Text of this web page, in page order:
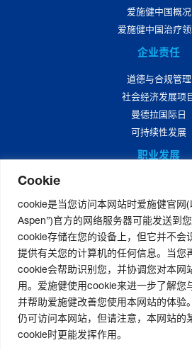
Cookie
cookie是当您访问本网站时爱施健官网(
Aspen”)官方的网络服务器可能发送到
cookie存储在您的设备上，但它并不会
提供有关您的计算机的任何信息。当您
cookie会帮助识别您，并协调您对本网
用。爱施健使用cookie来进一步了解您
并帮助爱施健改善您使用本网站的体验
仍可访问本网站，但请注意，本网站的
cookie时更能发挥作用。
爱施健中国概况
爱施健中国治疗
企业责任
道德与合规管理
社会经济发展项
曼德拉国际日
可持续性发展
职业发展
爱施健中国岗位
媒体中心
爱施健集团资讯
爱施健中国资讯
联系我们 |官网免责声明